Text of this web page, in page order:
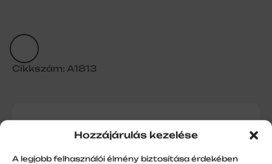
Hozzájárulás kezelése
A legjobb felhasználói élmény biztosítása érdekében
Cikkszám: A1813